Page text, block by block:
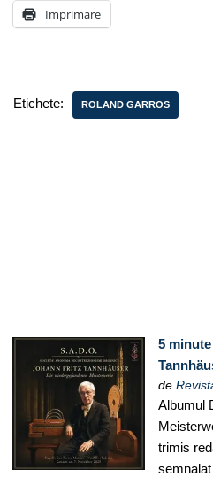
Imprimare
Etichete: ROLAND GARROS
5
de
Albumul
trimis